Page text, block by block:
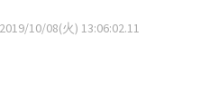
10/08(火) 13:06:02.11